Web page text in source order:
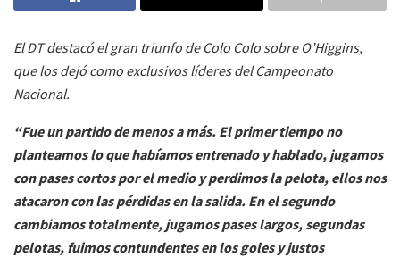
El DT destacó el gran triunfo de Colo Colo sobre O’Higgins,
que los dejó como exclusivos líderes del Campeonato
Nacional.
“Fue un partido de menos a más. El primer tiempo no
planteamos lo que habíamos entrenado y hablado, jugamos
con pases cortos por el medio y perdimos la pelota, ellos nos
atacaron con las pérdidas en la salida. En el segundo
cambiamos totalmente, jugamos pases largos, segundas
pelotas, fuimos contundentes en los goles y justos